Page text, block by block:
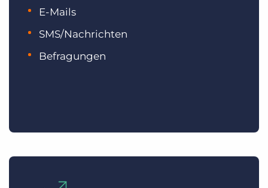
E-Mails
SMS/Nachrichten
Befragungen